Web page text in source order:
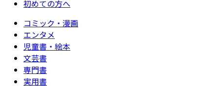
初めての方へ
コミック・漫画
エンタメ
児童書・絵本
文芸書
専門書
実用書